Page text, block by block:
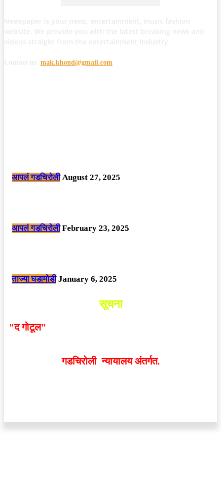
mak.khond@gmail.com
आपलं गडचिरोली August 27, 2025
आपलं गडचिरोली February 23, 2025
ताज्या घडामोडी January 6, 2025
सूचना
"द गोटूल"
गडचिरोली न्यायालय अंतर्गत.